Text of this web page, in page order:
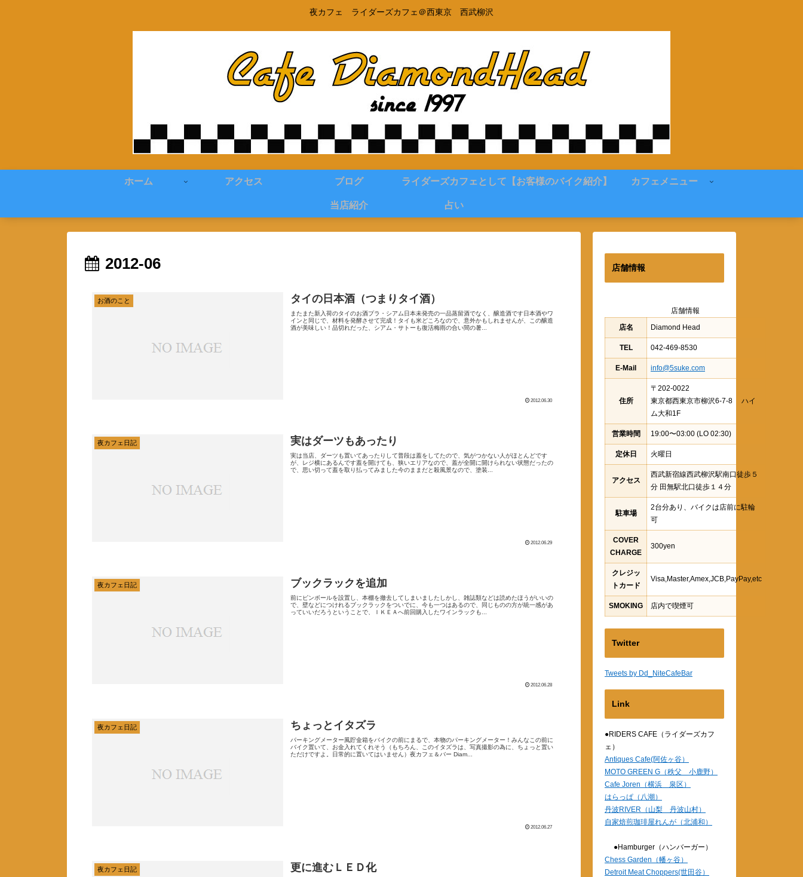
夜カフェ ライダーズカフェ＠西東京 西武柳沢
ホーム アクセス ブログ ライダーズカフェとして 【お客様のバイク紹介】 カフェメニュー
当店紹介 占い
2012-06
お酒のこと タイの日本酒（つまりタイ酒）
またまた新入荷のタイのお酒プラ・シアム日本未発売の一品蒸留酒でなく、醸造酒です日本酒やワ
インと同じで、材料を発酵させて完成！タイも米どころなので、意外かもしれませんが、この醸造
酒が美味しい！品切れだった、シアム・サトーも復活梅雨の合い間の暑...
2012.06.30
夜カフェ日記 実はダーツもあったり
実は当店、ダーツも置いてあったりして普段は蓋をしてたので、気がつかない人がほとんどです
が、レジ横にあるんです蓋を開けても、狭いエリアなので、蓋が全開に開けられない状態だったの
で、思い切って蓋を取り払ってみました今のままだと殺風景なので、塗装...
2012.06.29
夜カフェ日記 ブックラックを追加
前にピンボールを設置し、本棚を撤去してしまいましたしかし、雑誌類などは読めたほうがいいの
で、壁などにつけれるブックラックをついでに、今も一つはあるので、同じものの方が統一感があ
っていいだろうということで、ＩＫＥＡへ前回購入したワインラックも...
2012.06.28
夜カフェ日記 ちょっとイタズラ
パーキングメーター風貯金箱をバイクの前にまるで、本物のパーキングメーター！みんなこの前に
バイク置いて、お金入れてくれそう（もちろん、このイタズラは、写真撮影の為に、ちょっと置い
ただけですよ。日常的に置いてはいません）夜カフェ＆バー Diam...
2012.06.27
夜カフェ日記 更に進むＬＥＤ化
店舗情報
店舗情報
店名
Diamond Head
TEL 042-469-8530
E-Mail info@5suke.com
住所
〒202-0022
東京都西東京市柳沢6-7-8 ハイ
ム大和1F
営業時間 19:00〜03:00 (LO 02:30)
定休日 火曜日
アクセス
西武新宿線西武柳沢駅南口徒歩５
分 田無駅北口徒歩１４分
駐車場
2台分あり、バイクは店前に駐輪
可
COVER
CHARGE
300yen
クレジッ
トカード
Visa,Master,Amex,JCB,PayPay,etc
SMOKING 店内で喫煙可
Twitter
Tweets by Dd_NiteCafeBar
Link
●RIDERS CAFE（ライダーズカフ
ェ）
Antiques Cafe(阿佐ヶ谷）
MOTO GREEN G（秩父 小鹿野）
Cafe Joren（横浜 泉区）
はらっぱ（八潮）
丹波RIVER（山梨 丹波山村）
自家焙煎珈琲屋れんが（北浦和）
●Hamburger（ハンバーガー）
Chess Garden（幡ヶ谷）
Detroit Meat Choppers(世田谷）